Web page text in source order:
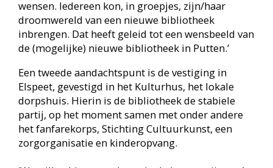
Wat zijn die vier V's?
‘Verder denk ik mee over onze beleidsplannen en
het behalen van onze doelstellingen. Ons
beleidsplan 2024-2025 “Een brug naar de
Bibliotheekconvenant. Taal, digitaal en een leven
lang ontwikkelen is onze corebusiness. Onze
kernwaarden zijn gastvrijheid,
enthousiasmerend, bekwaam, betrokken,
betrouwbaar én ondernemend. De klant staat op
nummer één, dat betekent een kentering van
aanbod- naar vraaggerichte service.’